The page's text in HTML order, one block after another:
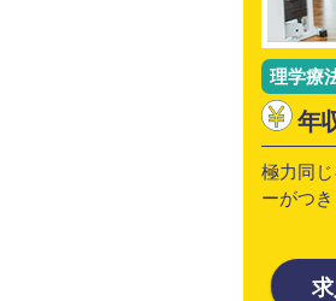
理学療
年
極力同
ーがつ